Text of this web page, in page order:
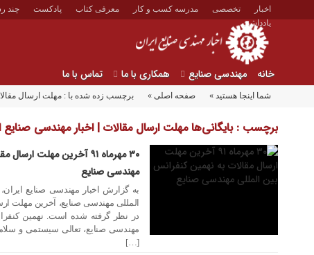
اخبار تخصصی مدرسه کسب و کار معرفی کتاب پادکست چند
یادداشت
خانه مهندسی صنایع همکاری با ما تماس با ما
شما اینجا هستید » صفحه اصلی » برچسب زده شده با : مهلت ارسال
برچسب : بایگانی‌ها مهلت ارسال مقالات | اخبار مهندسی صنایع
۳۰ مهرماه ۹۱ آخرین مهلت
مهندسی صنایع
به گزارش اخبار مهندسی صنایع ایران،
در نظر گرفته شده است. نهمین
[…]